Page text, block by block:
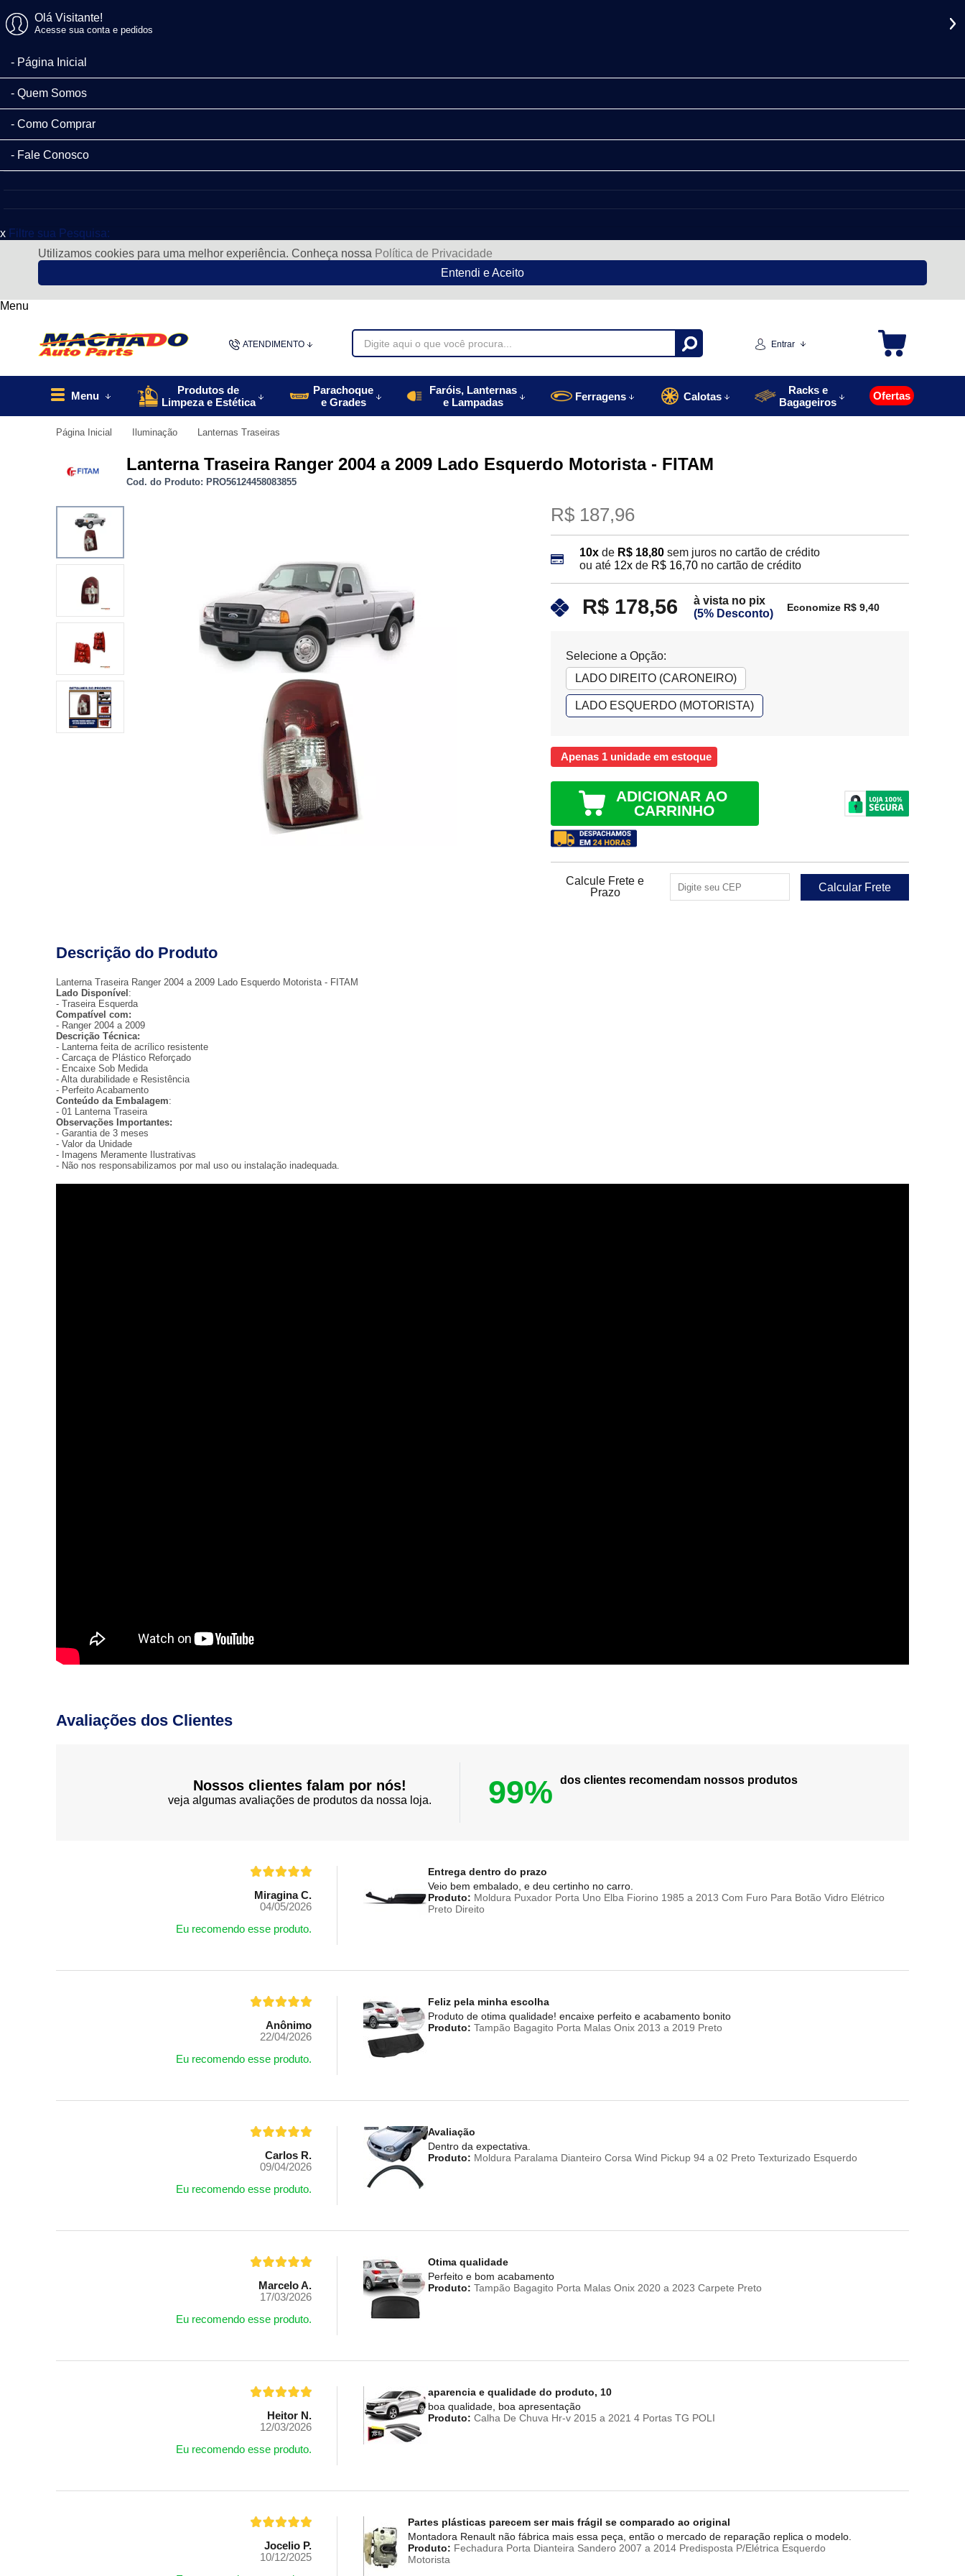
Olá Visitante!
Acesse sua conta e pedidos
Página Inicial
Quem Somos
Como Comprar
Fale Conosco
x Filtre sua Pesquisa:
Utilizamos cookies para uma melhor experiência. Conheça nossa Política de Privacidade
Entendi e Aceito
Menu
ATENDIMENTO
48996770085
Entrar
Menu
Produtos de
Limpeza e Estética
Parachoque
e Grades
Faróis, Lanternas
e Lampadas
Ferragens Calotas
Racks e
Bagageiros
Ofertas
Página Inicial Iluminação Lanternas Traseiras
Lanterna Traseira Ranger 2004 a 2009 Lado Esquerdo Motorista - FITAM
Cod. do Produto: PRO56124458083855
R$ 187,96
10x de R$ 18,80 sem juros no cartão de crédito
ou até 12x de R$ 16,70 no cartão de crédito
R$ 178,56
à vista no pix
(5% Desconto)
Economize R$ 9,40
Selecione a Opção:
LADO DIREITO (CARONEIRO)
LADO ESQUERDO (MOTORISTA)
Apenas 1 unidade em estoque
ADICIONAR AO
CARRINHO
Calcule Frete e
Prazo
Descrição do Produto
Lanterna Traseira Ranger 2004 a 2009 Lado Esquerdo Motorista - FITAM
Lado Disponível :
- Traseira Esquerda
Compatível com:
- Ranger 2004 a 2009
Descrição Técnica:
- Lanterna feita de acrílico resistente
- Carcaça de Plástico Reforçado
- Encaixe Sob Medida
- Alta durabilidade e Resistência
- Perfeito Acabamento
Conteúdo da Embalagem:
- 01 Lanterna Traseira
Observações Importantes:
- Garantia de 3 meses
- Valor da Unidade
- Imagens Meramente Ilustrativas
- Não nos responsabilizamos por mal uso ou instalação inadequada.
Avaliações dos Clientes
Nossos clientes falam por nós!
veja algumas avaliações de produtos da nossa loja. 99% dos clientes recomendam nossos produtos
Miragina C.
04/05/2026
Eu recomendo esse produto.
Entrega dentro do prazo
Veio bem embalado, e deu certinho no carro.
Produto: Moldura Puxador Porta Uno Elba Fiorino 1985 a 2013 Com Furo Para Botão Vidro Elétrico
Preto Direito
Anônimo
22/04/2026
Eu recomendo esse produto.
Feliz pela minha escolha
Produto de otima qualidade! encaixe perfeito e acabamento bonito
Produto: Tampão Bagagito Porta Malas Onix 2013 a 2019 Preto
Carlos R.
09/04/2026
Eu recomendo esse produto.
Avaliação
Dentro da expectativa.
Produto: Moldura Paralama Dianteiro Corsa Wind Pickup 94 a 02 Preto Texturizado Esquerdo
Marcelo A.
17/03/2026
Eu recomendo esse produto.
Otima qualidade
Perfeito e bom acabamento
Produto: Tampão Bagagito Porta Malas Onix 2020 a 2023 Carpete Preto
Heitor N.
12/03/2026
Eu recomendo esse produto.
aparencia e qualidade do produto, 10
boa qualidade, boa apresentação
Produto: Calha De Chuva Hr-v 2015 a 2021 4 Portas TG POLI
Jocelio P.
10/12/2025
Partes plásticas parecem ser mais frágil se comparado ao original
Montadora Renault não fábrica mais essa peça, então o mercado de reparação replica o modelo.
Produto: Fechadura Porta Dianteira Sandero 2007 a 2014 Predisposta P/Elétrica Esquerdo
Motorista